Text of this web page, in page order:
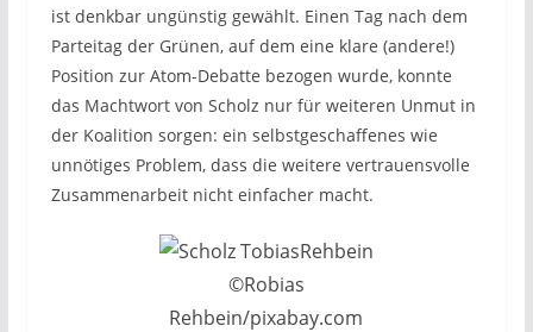
ist denkbar ungünstig gewählt. Einen Tag nach dem
Parteitag der Grünen, auf dem eine klare (andere!)
Position zur Atom-Debatte bezogen wurde, konnte
das Machtwort von Scholz nur für weiteren Unmut in
der Koalition sorgen: ein selbstgeschaffenes wie
unnötiges Problem, dass die weitere vertrauensvolle
Zusammenarbeit nicht einfacher macht.
©Robias
Rehbein/pixabay.com